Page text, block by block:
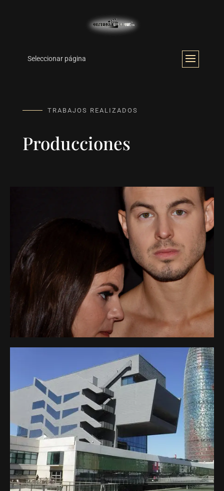
Seleccionar página
TRABAJOS REALIZADOS
Producciones